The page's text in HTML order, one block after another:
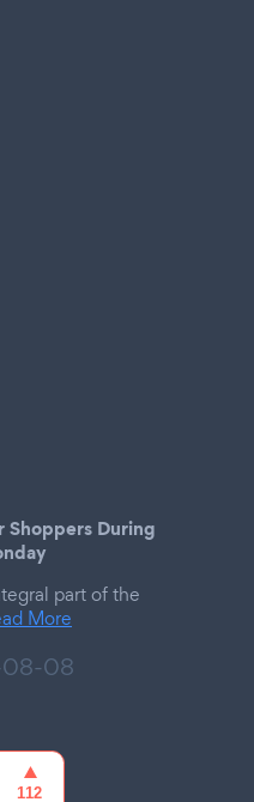
During
part of the
More
08